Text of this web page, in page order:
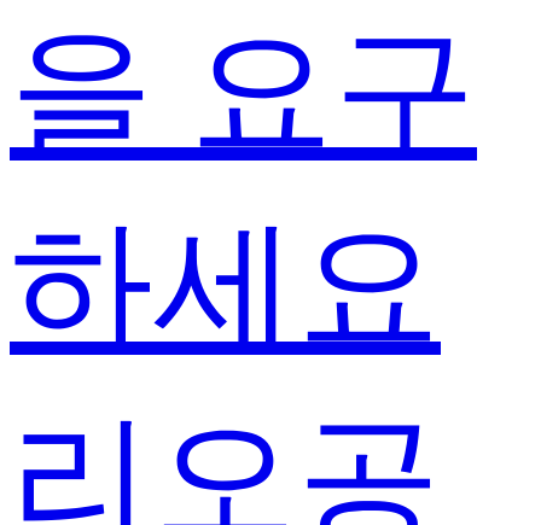
을 요구
하세요
리오공